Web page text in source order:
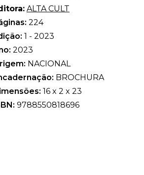
ALTA CULT
224
1 - 2023
2023
NACIONAL
BROCHURA
16 x 2 x 23
9788550818696